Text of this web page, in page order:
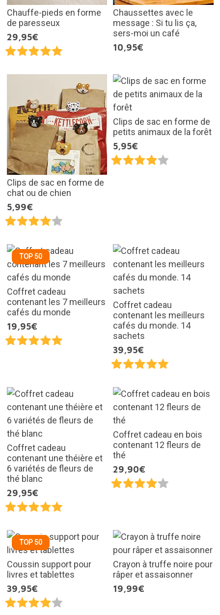
Chauffe-pieds en forme
de paresseux
29,95€
Chaussettes avec le
message : Si tu lis ça,
sers-moi un café
10,95€
Clips de sac en forme de
chat ou de chien
5,99€
Clips de sac en forme de
petits animaux de la forêt
5,95€
TOP 50
Coffret cadeau
contenant les 7 meilleurs
cafés du monde
19,95€
Coffret cadeau
contenant les meilleurs
cafés du monde. 14
sachets
39,95€
Coffret cadeau
contenant une théière et
6 variétés de fleurs de
thé blanc
29,95€
Coffret cadeau en bois
contenant 12 fleurs de
thé
29,90€
TOP 50
Coussin support pour
livres et tablettes
39,95€
Crayon à truffe noire pour
râper et assaisonner
19,99€